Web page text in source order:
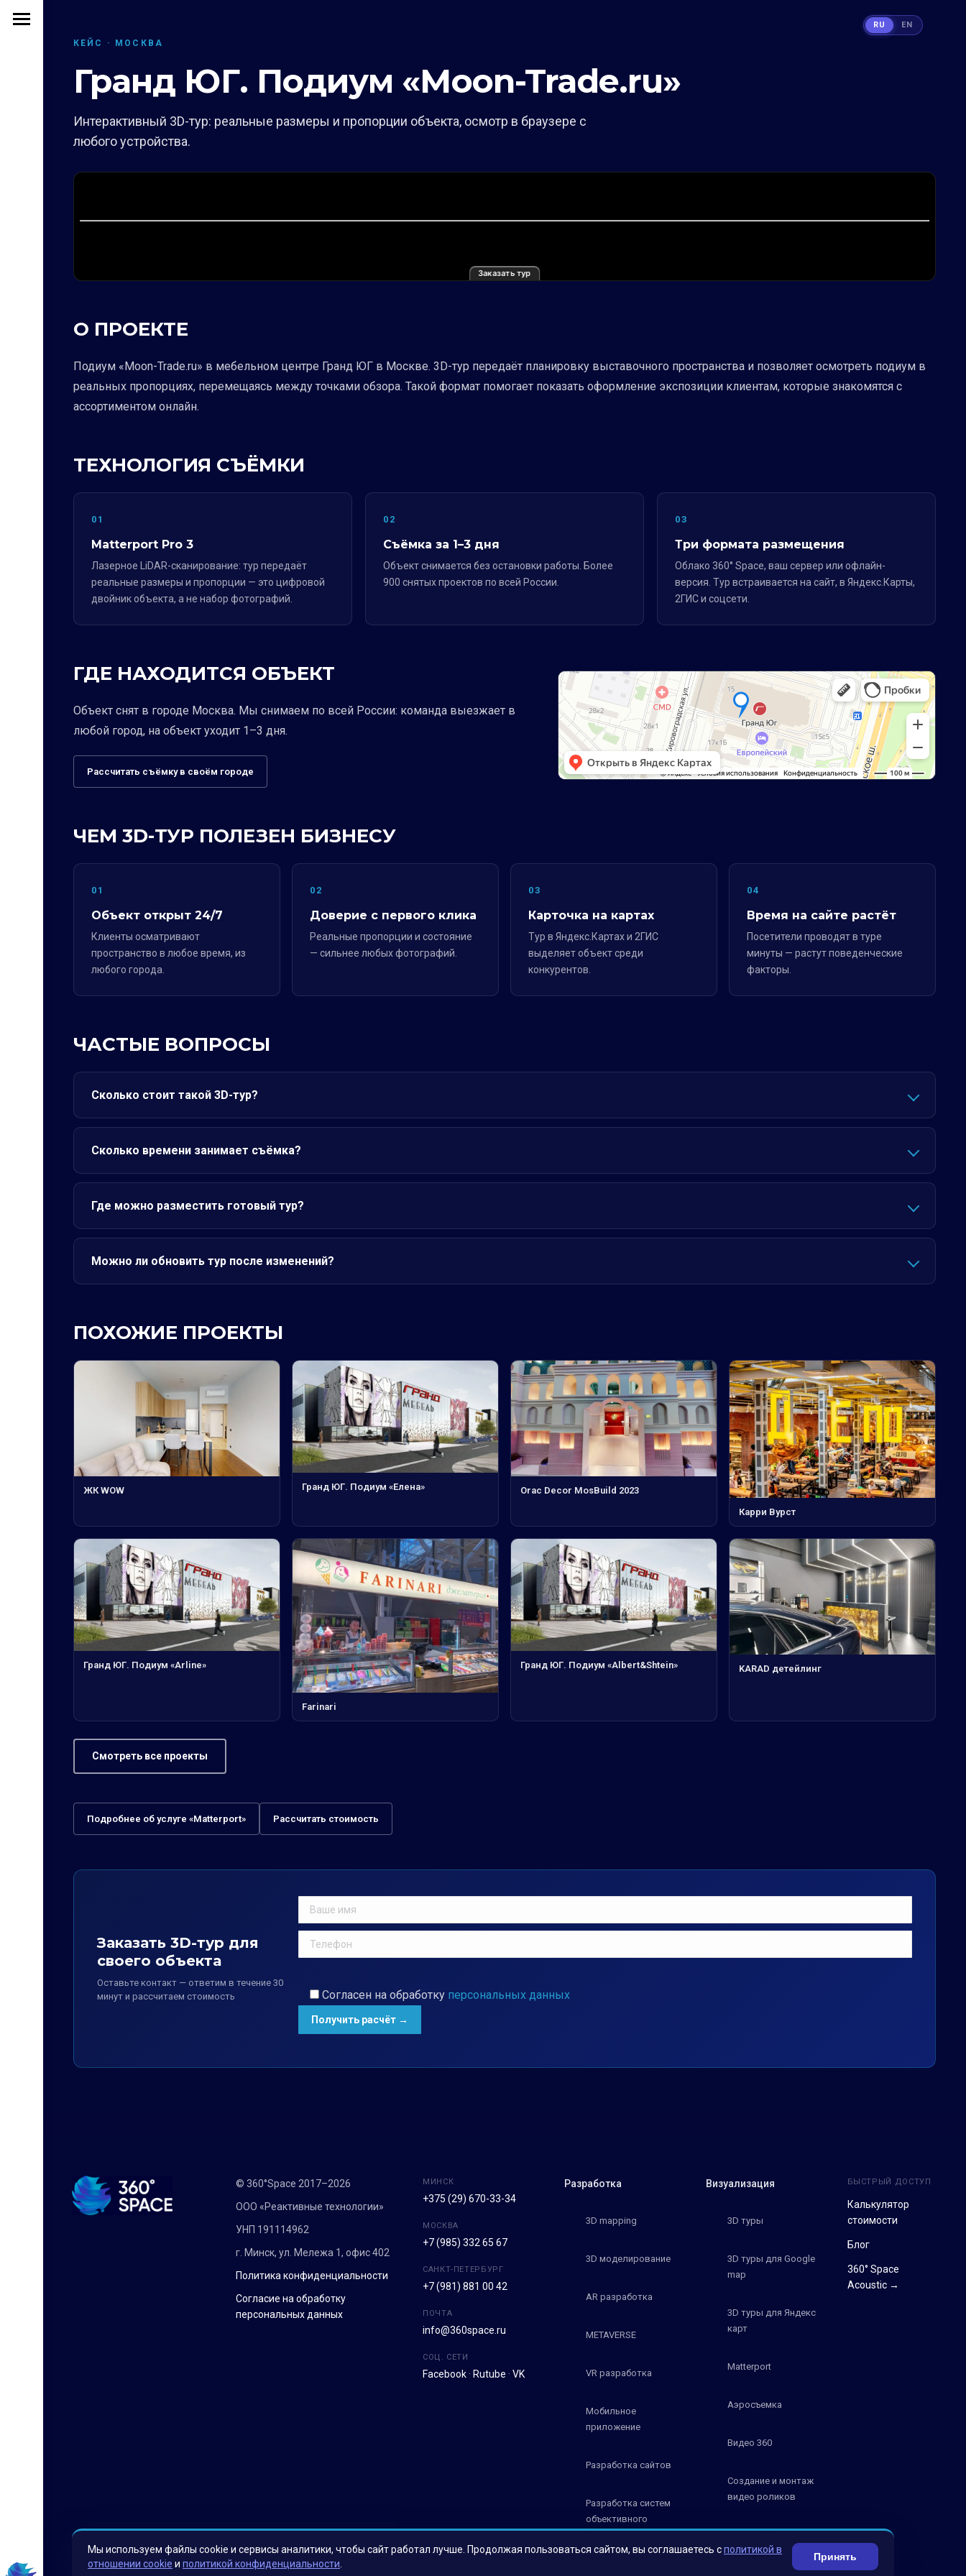
КЕЙС · МОСКВА
Гранд ЮГ. Подиум «Moon-Trade.ru»
Интерактивный 3D-тур: реальные размеры и пропорции объекта, осмотр в браузере с
любого устройства.
Заказать тур
О ПРОЕКТЕ
Подиум «Moon-Trade.ru» в мебельном центре Гранд ЮГ в Москве. 3D-тур передаёт планировку выставочного пространства и позволяет осмотреть подиум в
реальных пропорциях, перемещаясь между точками обзора. Такой формат помогает показать оформление экспозиции клиентам, которые знакомятся с
ассортиментом онлайн.
ТЕХНОЛОГИЯ СЪЁМКИ
01
Matterport Pro 3
Лазерное LiDAR-сканирование: тур передаёт
реальные размеры и пропорции — это цифровой
двойник объекта, а не набор фотографий.
02
Съёмка за 1–3 дня
Объект снимается без остановки работы. Более
900 снятых проектов по всей России.
03
Три формата размещения
Облако 360° Space, ваш сервер или офлайн-
версия. Тур встраивается на сайт, в Яндекс.Карты,
2ГИС и соцсети.
ГДЕ НАХОДИТСЯ ОБЪЕКТ
Объект снят в городе Москва. Мы снимаем по всей России: команда выезжает в
любой город, на объект уходит 1–3 дня.
Рассчитать съёмку в своём городе
ЧЕМ 3D-ТУР ПОЛЕЗЕН БИЗНЕСУ
01
Объект открыт 24/7
Клиенты осматривают
пространство в любое время, из
любого города.
02
Доверие с первого клика
Реальные пропорции и состояние
— сильнее любых фотографий.
03
Карточка на картах
Тур в Яндекс.Картах и 2ГИС
выделяет объект среди
конкурентов.
04
Время на сайте растёт
Посетители проводят в туре
минуты — растут поведенческие
факторы.
ЧАСТЫЕ ВОПРОСЫ
Сколько стоит такой 3D-тур?
Сколько времени занимает съёмка?
Где можно разместить готовый тур?
Можно ли обновить тур после изменений?
ПОХОЖИЕ ПРОЕКТЫ
ЖК WOW Гранд ЮГ. Подиум «Елена»
Orac Decor MosBuild 2023
Карри Вурст
Гранд ЮГ. Подиум «Arline»
Farinari
Гранд ЮГ. Подиум «Albert&Shtein» KARAD детейлинг
Смотреть все проекты
Подробнее об услуге «Matterport» Рассчитать стоимость
Заказать 3D-тур для
своего объекта
Оставьте контакт — ответим в течение 30
минут и рассчитаем стоимость
Согласен на обработку персональных данных
© 360°Space 2017–2026
ООО «Реактивные технологии»
УНП 191114962
г. Минск, ул. Мележа 1, офис 402
Политика конфиденциальности
Согласие на обработку
персональных данных
МИНСК
+375 (29) 670-33-34
МОСКВА
+7 (985) 332 65 67
САНКТ-ПЕТЕРБУРГ
+7 (981) 881 00 42
ПОЧТА
info@360space.ru
СОЦ. СЕТИ
Facebook· Rutube · VK
Разработка
3D mapping
3D моделирование
AR разработка
METAVERSE
VR разработка
Мобильное
приложение
Разработка сайтов
Разработка систем
объективного
Визуализация
3D туры
3D туры для Google
map
3D туры для Яндекс
карт
Matterport
Аэросъемка
Видео 360
Создание и монтаж
видео роликов
БЫСТРЫЙ ДОСТУП
Калькулятор
стоимости
Блог
360° Space
Acoustic →
Мы используем файлы cookie и сервисы аналитики, чтобы сайт работал лучше. Продолжая пользоваться сайтом, вы соглашаетесь сполитикой в
отношении cookie и политикой конфиденциальности
Принять
RU EN